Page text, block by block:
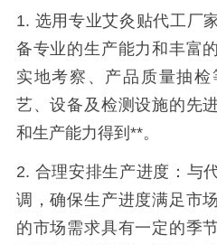
1. 选用专业艾灸贴代工厂
备专业的生产能力和丰富
实地考察、产品质量抽
艺、设备及检测设施的先
和生产能力得到**。
2. 合理安排生产进度：与
调，确保生产进度满足市
的市场需求具有一定的季